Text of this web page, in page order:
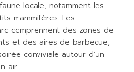
locale, notamment les
mammifères. Les
comprennent des zones de
et des aires de barbecue,
conviviale autour d’un
air.